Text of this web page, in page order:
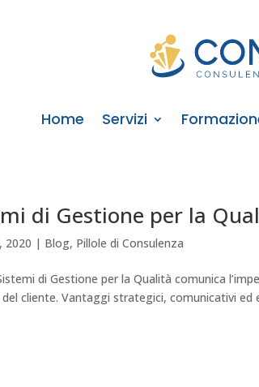
Home Servizi
di Gestione per la
2020 | Blog, Pillole di Consulenza
di Gestione per la Qualità comunica
cliente. Vantaggi strategici, comunicativi